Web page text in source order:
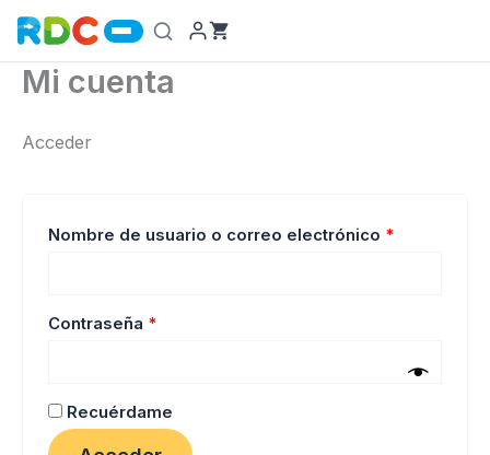
contenido
Mi cuenta
Acceder
Nombre de usuario o correo electrónico *
Contraseña *
Recuérdame